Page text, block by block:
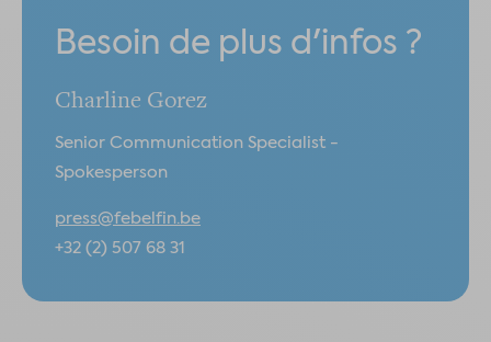
Besoin de plus d'infos ?
Charline Gorez
Senior Communication Specialist -
Spokesperson
press@febelfin.be
+32 (2) 507 68 31